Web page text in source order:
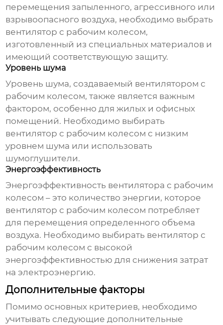
перемещения запыленного, агрессивного или
взрывоопасного воздуха, необходимо выбрать
вентилятор с рабочим колесом,
изготовленный из специальных материалов и
имеющий соответствующую защиту.
Уровень шума
Уровень шума, создаваемый вентилятором с
рабочим колесом, также является важным
фактором, особенно для жилых и офисных
помещений. Необходимо выбирать
вентилятор с рабочим колесом с низким
уровнем шума или использовать
шумоглушители.
Энергоэффективность
Энергоэффективность вентилятора с рабочим
колесом – это количество энергии, которое
вентилятор с рабочим колесом потребляет
для перемещения определенного объема
воздуха. Необходимо выбирать вентилятор с
рабочим колесом с высокой
энергоэффективностью для снижения затрат
на электроэнергию.
Дополнительные факторы
Помимо основных критериев, необходимо
учитывать следующие дополнительные